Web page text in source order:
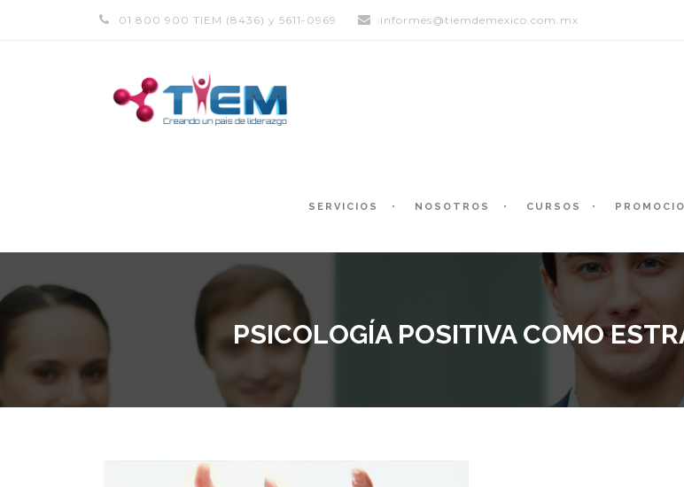
01 800 900 TIEM (8436) y 5611-0969 informes@tiemdemexico.com.mx
SERVICIOS NOSOTROS CURSOS
PSICOLOGÍA POSITIVA COMO